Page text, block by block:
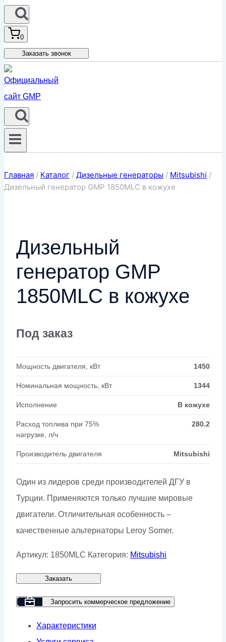
0
Заказать звонок
Главная / Каталог / Дизельные генераторы / Mitsubishi /
Дизельный генератор GMP 1850MLC в кожухе
Дизельный
генератор GMP
1850MLC в кожухе
Под заказ
Мощность двигателя, кВт 1450
Номинальная мощность, кВт 1344
Исполнение В кожухе
Расход топлива при 75%
нагрузке, л/ч
280.2
Производитель двигателя Mitsubishi
Один из лидеров среди производителей ДГУ в
Турции. Применяются только лучшие мировые
двигатели. Отличительная особенность –
качественные альтернаторы Leroy Somer.
Артикул: 1850MLC Категория: Mitsubishi
Заказать
Запросить коммерческое предложение
Характеристики